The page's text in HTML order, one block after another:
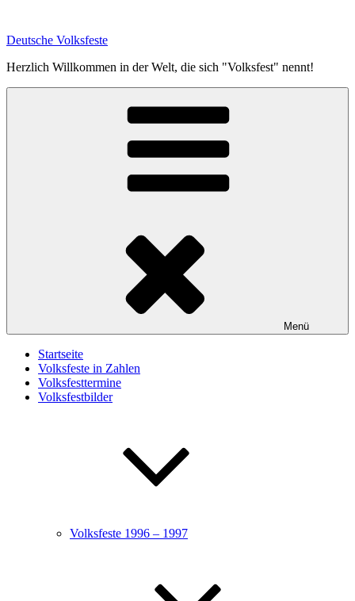
springen
Deutsche Volksfeste
Herzlich Willkommen in der Welt, die sich "Volksfest" nennt!
Menü
Startseite
Volksfeste in Zahlen
Volksfesttermine
Volksfestbilder
Volksfeste 1996 – 1997